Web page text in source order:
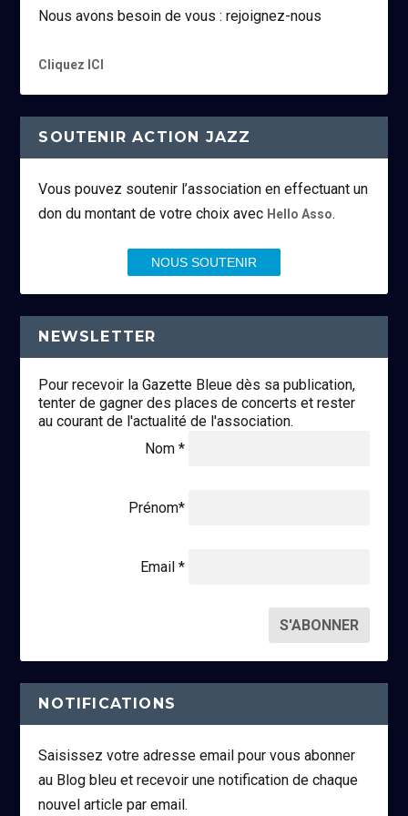
Nous avons besoin de vous : rejoignez-nous
Cliquez ICI
SOUTENIR ACTION JAZZ
Vous pouvez soutenir l’association en effectuant un
don du montant de votre choix avec Hello Asso.
NOUS SOUTENIR
NEWSLETTER
Pour recevoir la Gazette Bleue dès sa publication,
tenter de gagner des places de concerts et rester
au courant de l'actualité de l'association.
Nom *
Prénom*
Email *
NOTIFICATIONS
Saisissez votre adresse email pour vous abonner
au Blog bleu et recevoir une notification de chaque
nouvel article par email.